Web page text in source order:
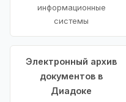
информационные
системы
Электронный архив
документов в
Диадоке